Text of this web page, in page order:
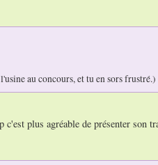
au concours, et tu en sors frustré.)
plus agréable de présenter son